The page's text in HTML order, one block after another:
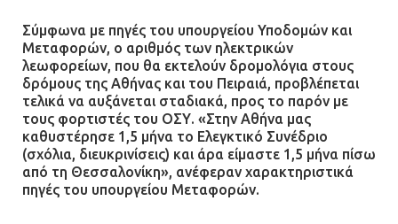
Σύμφωνα με πηγές του υπουργείου Υποδομών και
Μεταφορών, ο αριθμός των ηλεκτρικών
λεωφορείων, που θα εκτελούν δρομολόγια στους
δρόμους της Αθήνας και του Πειραιά, προβλέπεται
τελικά να αυξάνεται σταδιακά, προς το παρόν με
τους φορτιστές του ΟΣΥ. «Στην Αθήνα μας
καθυστέρησε 1,5 μήνα το Ελεγκτικό Συνέδριο
(σχόλια, διευκρινίσεις) και άρα είμαστε 1,5 μήνα πίσω
από τη Θεσσαλονίκη», ανέφεραν χαρακτηριστικά
πηγές του υπουργείου Μεταφορών.